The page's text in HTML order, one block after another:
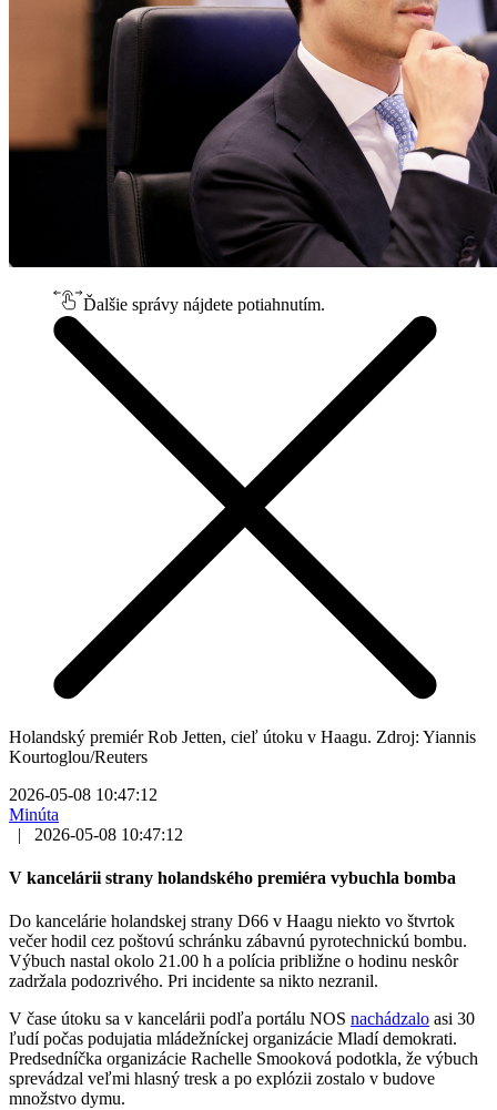
Ďalšie správy nájdete potiahnutím.
Holandský premiér Rob Jetten, cieľ útoku v Haagu. Zdroj: Yiannis
Kourtoglou/Reuters
2026-05-08 10:47:12
Minúta
|
2026-05-08 10:47:12
V kancelárii strany holandského premiéra vybuchla bomba
Do kancelárie holandskej strany D66 v Haagu niekto vo štvrtok
večer hodil cez poštovú schránku zábavnú pyrotechnickú bombu.
Výbuch nastal okolo 21.00 h a polícia približne o hodinu neskôr
zadržala podozrivého. Pri incidente sa nikto nezranil.
V čase útoku sa v kancelárii podľa portálu NOS nachádzalo asi 30
ľudí počas podujatia mládežníckej organizácie Mladí demokrati.
Predsedníčka organizácie Rachelle Smooková podotkla, že výbuch
sprevádzal veľmi hlasný tresk a po explózii zostalo v budove
množstvo dymu.